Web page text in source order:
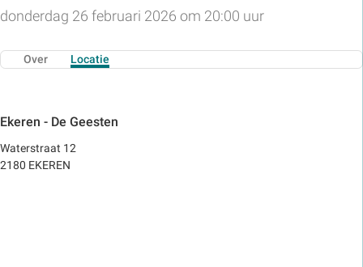
donderdag 26 februari 2026 om 20:00 uur
Over Locatie
Ekeren - De Geesten
Waterstraat 12
2180 EKEREN